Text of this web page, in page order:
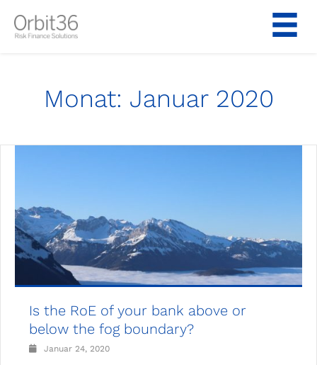
Inhalt
Monat: Januar 2020
Is the RoE of your bank above or
below the fog boundary?
Januar 24, 2020